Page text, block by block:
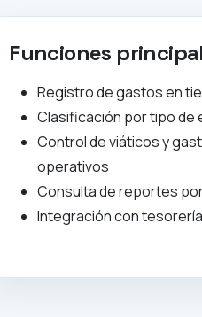
Funciones
Registro de gastos en
Clasificación por tipo de
Control de viáticos y
operativos
Consulta de reportes
Integración con